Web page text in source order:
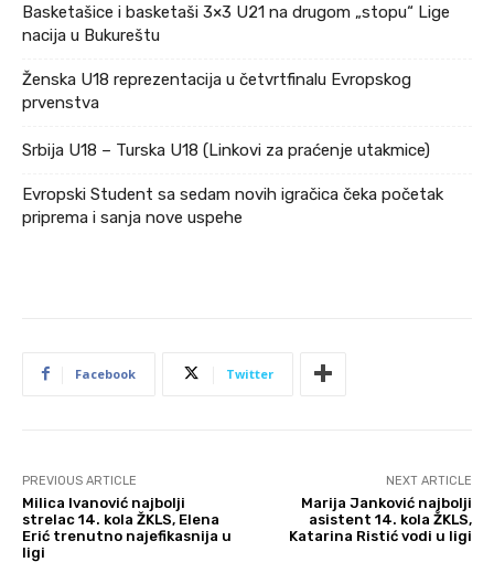
Basketašice i basketaši 3×3 U21 na drugom „stopu“ Lige
nacija u Bukureštu
Ženska U18 reprezentacija u četvrtfinalu Evropskog
prvenstva
Srbija U18 – Turska U18 (Linkovi za praćenje utakmice)
Evropski Student sa sedam novih igračica čeka početak
priprema i sanja nove uspehe
Facebook Twitter
PREVIOUS ARTICLE
Milica Ivanović najbolji
strelac 14. kola ŽKLS, Elena
Erić trenutno najefikasnija u
ligi
NEXT ARTICLE
Marija Janković najbolji
asistent 14. kola ŽKLS,
Katarina Ristić vodi u ligi